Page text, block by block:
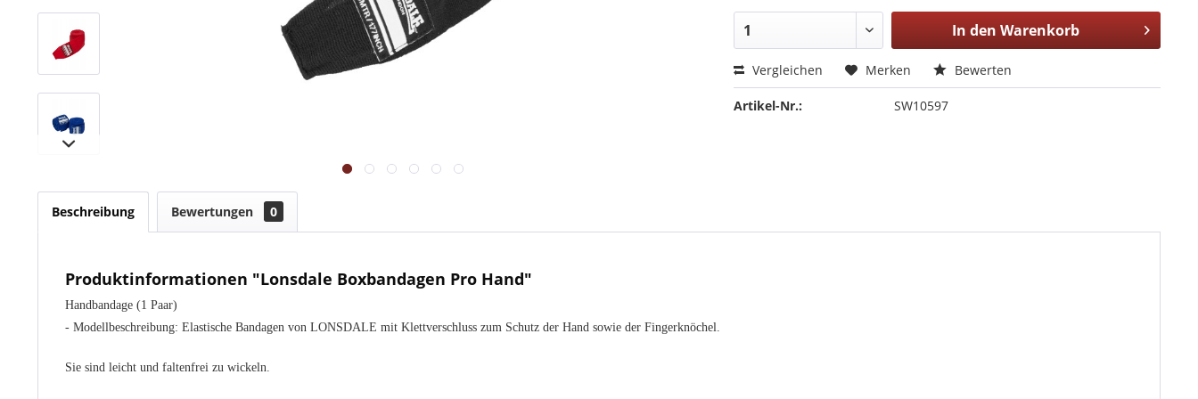
In den Warenkorb
Vergleichen Merken Bewerten
Artikel-Nr.: SW10597
Beschreibung Bewertungen 0
Produktinformationen "Lonsdale Boxbandagen Pro Hand"
Handbandage (1 Paar)
- Modellbeschreibung: Elastische Bandagen von LONSDALE mit Klettverschluss zum Schutz der Hand sowie der Fingerknöchel.
Sie sind leicht und faltenfrei zu wickeln.